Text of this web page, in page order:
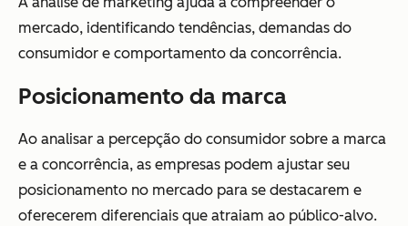
mercado, identificando tendências, demandas do
consumidor e comportamento da concorrência.
Posicionamento da marca
Ao analisar a percepção do consumidor sobre a marca
e a concorrência, as empresas podem ajustar seu
posicionamento no mercado para se destacarem e
oferecerem diferenciais que atraiam ao público-alvo.